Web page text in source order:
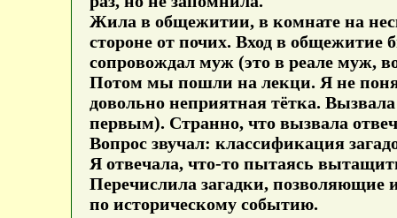
Жила в общежитии, в комнате на
стороне от почих. Вход в общежитие
сопровождал муж (это в реале муж,
Потом мы пошли на лекци. Я не
довольно неприятная тётка.
первым). Странно, что вызвала
Вопрос звучал: классификация
Я отвечала, что-то пытаясь
Перечислила загадки, позволяющие
по историческому событию.